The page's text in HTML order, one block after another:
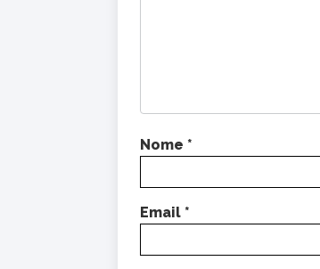
Nome *
Email *